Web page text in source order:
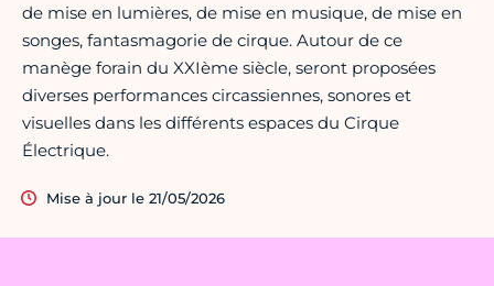
de mise en lumières, de mise en musique, de mise en
songes, fantasmagorie de cirque. Autour de ce
manège forain du XXIème siècle, seront proposées
diverses performances circassiennes, sonores et
visuelles dans les différents espaces du Cirque
Électrique.
Mise à jour le 21/05/2026